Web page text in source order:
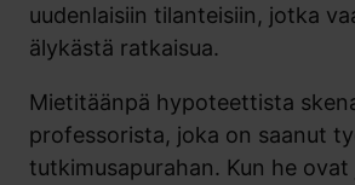
uudenlaisiin tilanteisiin, jotka
älykästä ratkaisua.
Mietitäänpä hypoteettista
professorista, joka on saanut
tutkimusapurahan. Kun he ovat